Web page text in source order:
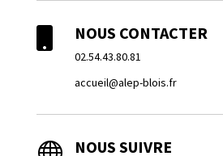
NOUS CONTACTER
02.54.43.80.81
accueil@alep-blois.fr
NOUS SUIVRE